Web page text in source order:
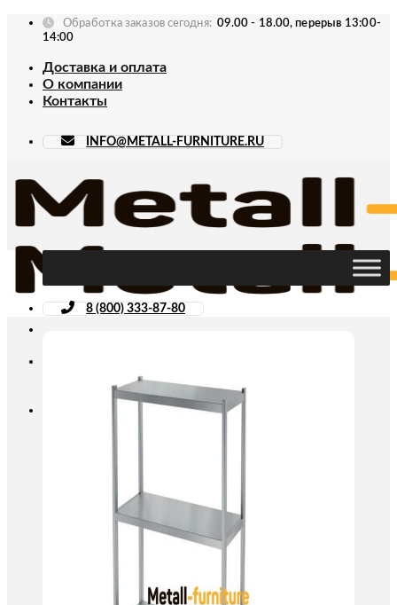
Skip
Обработка заказов сегодня: 09.00 - 18.00, перерыв 13:00-
14:00
Доставка и оплата
О компании
Контакты
INFO@METALL-FURNITURE.RU
8 (800) 333-87-80